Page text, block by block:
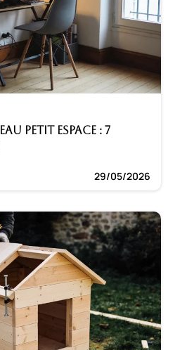
petit espace : 7
29/05/2026